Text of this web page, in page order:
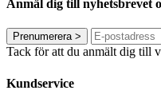
Anmäl dig till nyhetsbrevet
Prenumerera>
Tack för att du anmält dig till
Kundservice